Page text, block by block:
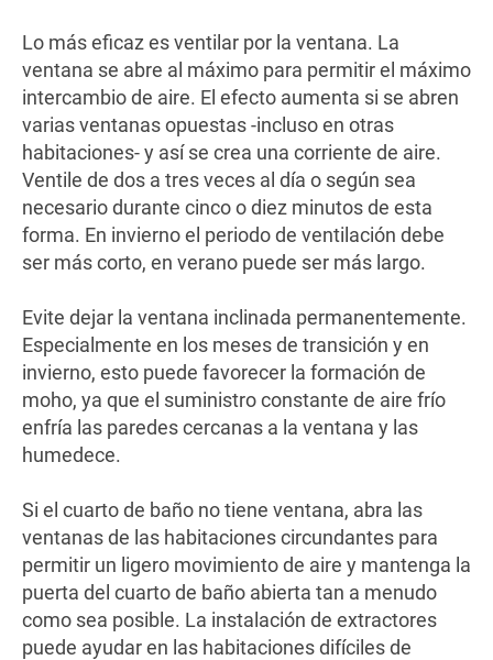
Lo más eficaz es ventilar por la ventana. La
ventana se abre al máximo para permitir el máximo
intercambio de aire. El efecto aumenta si se abren
varias ventanas opuestas -incluso en otras
habitaciones- y así se crea una corriente de aire.
Ventile de dos a tres veces al día o según sea
necesario durante cinco o diez minutos de esta
forma. En invierno el periodo de ventilación debe
ser más corto, en verano puede ser más largo.
Evite dejar la ventana inclinada permanentemente.
Especialmente en los meses de transición y en
invierno, esto puede favorecer la formación de
moho, ya que el suministro constante de aire frío
enfría las paredes cercanas a la ventana y las
humedece.
Si el cuarto de baño no tiene ventana, abra las
ventanas de las habitaciones circundantes para
permitir un ligero movimiento de aire y mantenga la
puerta del cuarto de baño abierta tan a menudo
como sea posible. La instalación de extractores
puede ayudar en las habitaciones difíciles de